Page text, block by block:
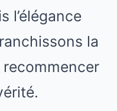
l’élégance
la